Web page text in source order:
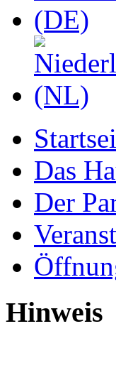
Das
Der
Hinweis